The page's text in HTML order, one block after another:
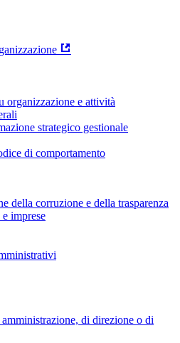
organizzazione e attività
strategico gestionale
di comportamento
della corruzione e della trasparenza
imprese
di direzione o di